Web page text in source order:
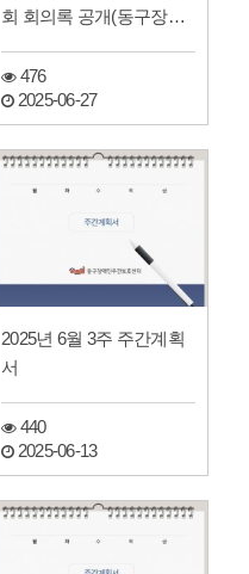
회 회의록 공개(동구장애
476
2025-06-27
2025년 6월 3주 주간계획
서
440
2025-06-13